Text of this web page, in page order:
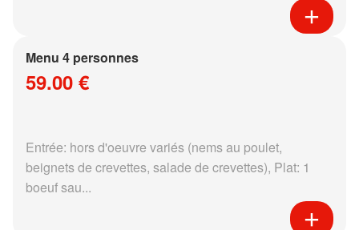
Menu 4 personnes
59.00 €
Entrée: hors d'oeuvre variés (nems au poulet,
beignets de crevettes, salade de crevettes), Plat: 1
boeuf sau...